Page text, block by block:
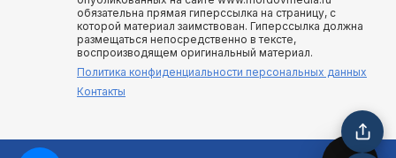
обязательна прямая гиперссылка на страницу, с
которой материал заимствован. Гиперссылка должна
размещаться непосредственно в тексте,
воспроизводящем оригинальный материал.
Политика конфиденциальности персональных данных
Контакты